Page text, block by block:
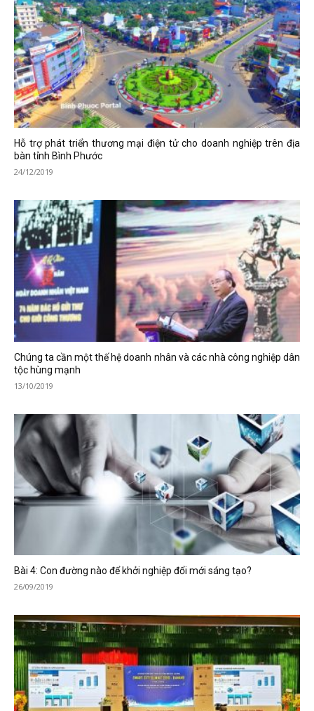
Hỗ trợ phát triển thương mại điện tử cho doanh nghiệp trên địa
bàn tỉnh Bình Phước
24/12/2019
Chúng ta cần một thế hệ doanh nhân và các nhà công nghiệp dân
tộc hùng mạnh
13/10/2019
Bài 4: Con đường nào để khởi nghiệp đổi mới sáng tạo?
26/09/2019